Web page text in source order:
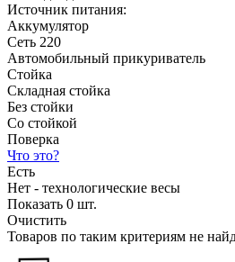
Источник питания:
Аккумулятор
Сеть 220
Автомобильный прикуриватель
Стойка
Складная стойка
Без стойки
Со стойкой
Поверка
Что это?
Есть
Нет - технологические весы
Показать 0 шт.
Очистить
Товаров по таким критериям не